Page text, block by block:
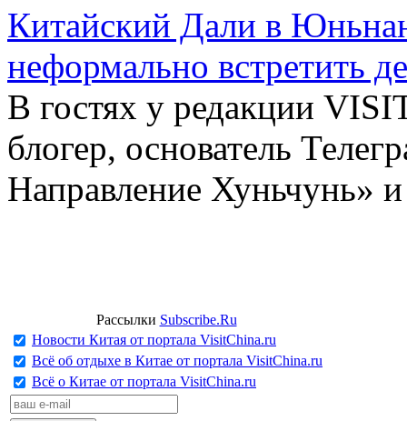
Китайский Дали в
неформально встретить
В гостях у редакции
блогер, основатель
Направление Хуньчунь»
Рассылки Subscribe.Ru
Новости Китая от портала VisitChina.ru
Всё об отдыхе в Китае от портала VisitChina.ru
Всё о Китае от портала VisitChina.ru